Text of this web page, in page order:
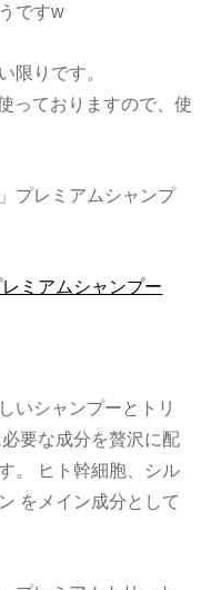
ですw
限りです。
っておりますので、使
プレミアムシャンプ
ミアムシャンプー
いシャンプーとトリ
要な成分を贅沢に配
。 ヒト幹細胞、シル
をメイン成分として